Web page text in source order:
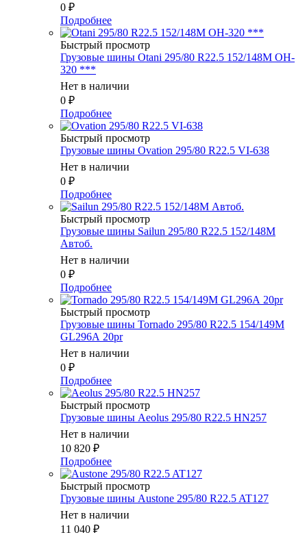
0 ₽
Подробнее
Быстрый просмотр
Грузовые шины Otani 295/80 R22.5 152/148M OH-
320 ***
Нет в наличии
0 ₽
Подробнее
Быстрый просмотр
Грузовые шины Ovation 295/80 R22.5 VI-638
Нет в наличии
0 ₽
Подробнее
Быстрый просмотр
Грузовые шины Sailun 295/80 R22.5 152/148M
Автоб.
Нет в наличии
0 ₽
Подробнее
Быстрый просмотр
Грузовые шины Tornado 295/80 R22.5 154/149M
GL296А 20pr
Нет в наличии
0 ₽
Подробнее
Быстрый просмотр
Грузовые шины Aeolus 295/80 R22.5 HN257
Нет в наличии
10 820 ₽
Подробнее
Быстрый просмотр
Грузовые шины Austone 295/80 R22.5 AT127
Нет в наличии
11 040 ₽